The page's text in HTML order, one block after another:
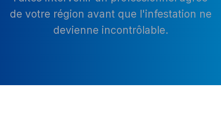
de votre région avant que l'infestation ne
devienne incontrôlable.